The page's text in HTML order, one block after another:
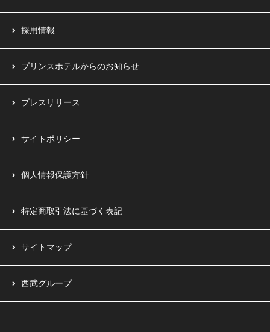
採用情報
プリンスホテルからのお知らせ
プレスリリース
サイトポリシー
個人情報保護方針
特定商取引法に基づく表記
サイトマップ
西武グループ